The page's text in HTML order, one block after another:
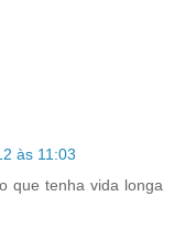
às 11:03
que tenha vida longa